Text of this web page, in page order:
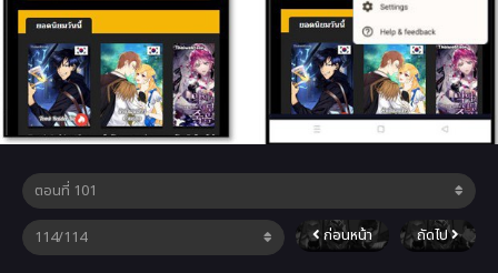
ก่อนหน้า ถัดไป